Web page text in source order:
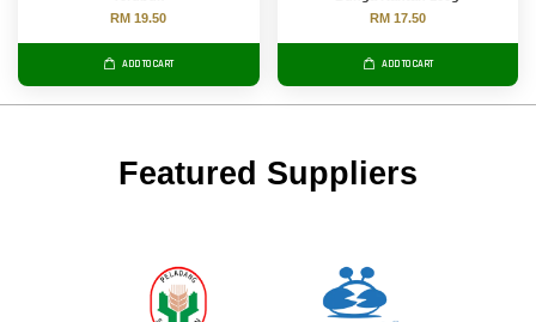
RM 19.50
ADD TO CART
RM 17.50
ADD TO CART
Featured Suppliers